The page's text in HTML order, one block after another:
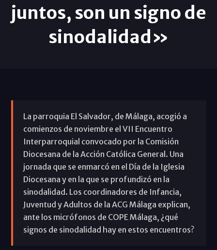
juntos, son un signo de
sinodalidad»
La parroquia El Salvador, de Málaga, acogió a
comienzos de noviembre el VII Encuentro
Interparroquial convocado por la Comisión
Diocesana de la Acción Católica General. Una
jornada que se enmarcó en el Día de la Iglesia
Diocesana y en la que se profundizó en la
sinodalidad. Los coordinadores de Infancia,
Juventud y Adultos de la ACG Málaga explican,
ante los micrófonos de COPE Málaga, ¿qué
signos de sinodalidad hay en estos encuentros?